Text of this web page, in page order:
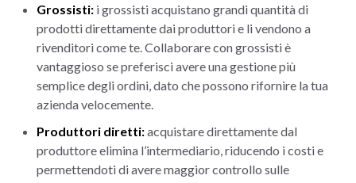
Grossisti: i grossisti acquistano grandi quantità di
prodotti direttamente dai produttori e li vendono a
rivenditori come te. Collaborare con grossisti è
vantaggioso se preferisci avere una gestione più
semplice degli ordini, dato che possono rifornire la tua
azienda velocemente.
Produttori diretti:acquistare direttamente dal
produttore elimina l’intermediario, riducendo i costi e
permettendoti di avere maggior controllo sulle